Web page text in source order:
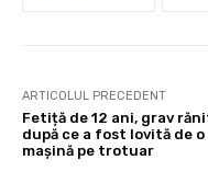
ARTICOLUL PRECEDENT
Fetiță de 12 ani, grav
după ce a fost lovită de o
mașină pe trotuar